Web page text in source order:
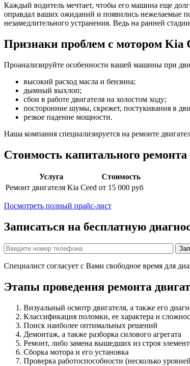
Каждый водитель мечтает, чтобы его машина еще
оправдал ваших ожиданий и появились нежелаемые
незамедлительного устранения. Ведь на ранней
Признаки проблем с мотором Kia
Проанализируйте особенности вашей машины при
высокий расход масла и бензина;
дымный выхлоп;
сбои в работе двигателя на холостом ходу;
посторонние шумы, скрежет, постукивания в
резкое падение мощности.
Наша компания специализируется на ремонте
Стоимость капитального ремонта
Услуга
Стоимость
Ремонт двигателя Kia Ceed от 15 000 руб
Посмотреть полный прайс-лист
Записаться на бесплатную
Специалист согласует с Вами свободное время для
Этапы проведения ремонта
Визуальный осмотр двигателя, а также его
Классификация поломки, ее характера и
Поиск наиболее оптимальных решений
Демонтаж, а также разборка силового агрегата
Ремонт, либо замена вышедших из строя
Сборка мотора и его установка
Проверка работоспособности (несколько